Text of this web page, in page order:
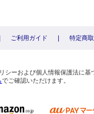
ご利用ガイド 特定商
シーおよび個人情報保護法に基
でご確認いただけます。